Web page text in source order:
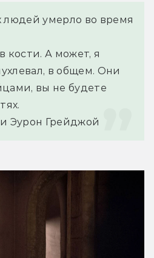
умерло во время
кости. А может, я
в общем. Они
вы не будете
Эурон Грейджой